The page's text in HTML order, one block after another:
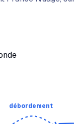
débordement